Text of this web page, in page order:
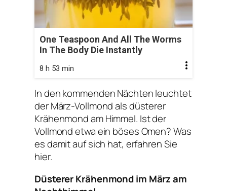
One Teaspoon And All The Worms
In The Body Die Instantly
8 h 53 min
In den kommenden Nächten leuchtet
der März-Vollmond als düsterer
Krähenmond am Himmel. Ist der
Vollmond etwa ein böses Omen? Was
es damit auf sich hat, erfahren Sie
hier.
Düsterer Krähenmond im März am